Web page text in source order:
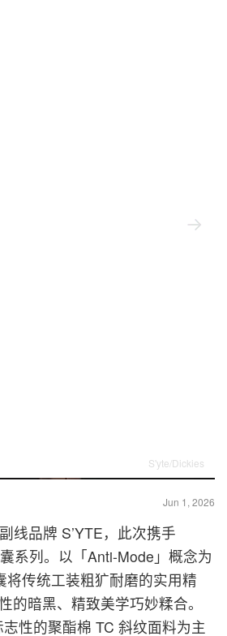
S'yte/Dickies
Jun 1, 2026
线品牌 S’YTE，此次携手
系列。以「Anti-Mode」概念为
将传统工装粗犷耐磨的实用精
的暗黑、精致美学巧妙糅合。
性的聚酯棉 TC 斜纹面料为主